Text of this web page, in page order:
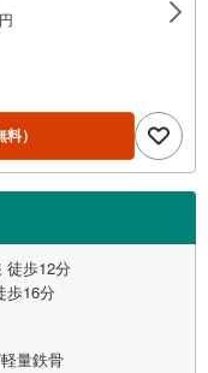
料）
徒歩12分
歩16分
量鉄骨